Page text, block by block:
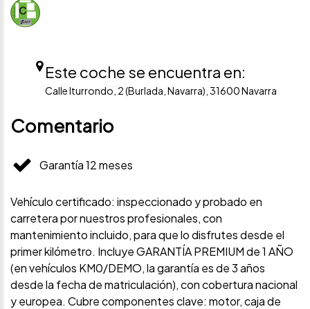
Este coche se encuentra en:
Calle Iturrondo, 2 (Burlada, Navarra), 31600 Navarra
Comentario
Garantía 12 meses
Vehículo certificado: inspeccionado y probado en
carretera por nuestros profesionales, con
mantenimiento incluido, para que lo disfrutes desde el
primer kilómetro. Incluye GARANTÍA PREMIUM de 1 AÑO
(en vehículos KM0/DEMO, la garantía es de 3 años
desde la fecha de matriculación), con cobertura nacional
y europea. Cubre componentes clave: motor, caja de